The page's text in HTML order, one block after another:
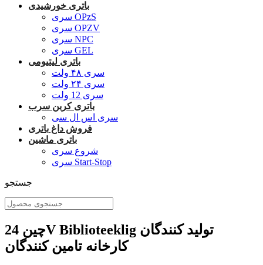
باتری خورشیدی
سری OPzS
سری OPZV
سری NPC
سری GEL
باتری لیتیومی
سری ۴۸ ولت
سری ۲۴ ولت
سری 12 ولت
باتری کربن سرب
سری اس ال سی
فروش داغ باتری
باتری ماشین
شروع سری
سری Start-Stop
جستجو
چین 24V Biblioteeklig تولید کنندگان
کارخانه تامین کنندگان